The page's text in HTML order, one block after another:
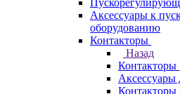
Аксессуары к
оборудованию
Контакторы
Назад
Контакторы
Аксессуары
Контакторы